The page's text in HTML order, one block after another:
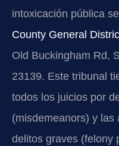
intoxicación pública
County General
Old Buckingham Rd,
23139. Este tribunal
todos los juicios por
(misdemeanors) y las
delitos graves (felony